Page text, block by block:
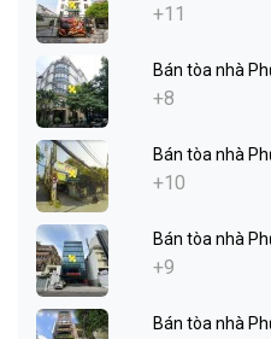
+11
Bán tòa nhà
+8
Bán tòa nhà
+10
Bán tòa nhà
+9
Bán tòa nhà